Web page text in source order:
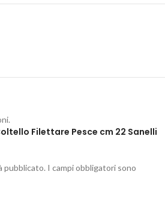
Filettare Pesce cm 22 Sanelli
pubblicato. I campi obbligatori sono